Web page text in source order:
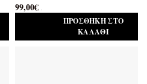
99,00€ .
ΠΡΟΣΘΉΚΗ ΣΤΟ
ΚΑΛΆΘΙ